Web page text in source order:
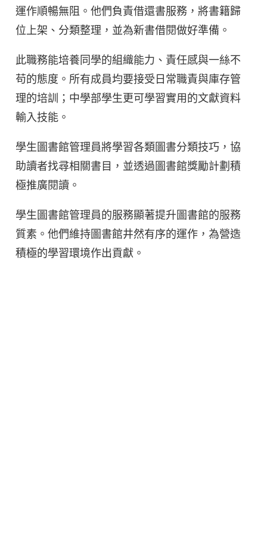
運作順暢無阻。他們負責借還書服務，將書籍歸
位上架、分類整理，並為新書借閱做好準備。
此職務能培養同學的組織能力、責任感與一絲不
苟的態度。所有成員均要接受日常職責與庫存管
理的培訓；中學部學生更可學習實用的文獻資料
輸入技能。
學生圖書館管理員將學習各類圖書分類技巧，協
助讀者找尋相關書目，並透過圖書館獎勵計劃積
極推廣閱讀。
學生圖書館管理員的服務顯著提升圖書館的服務
質素。他們維持圖書館井然有序的運作，為營造
積極的學習環境作出貢獻。